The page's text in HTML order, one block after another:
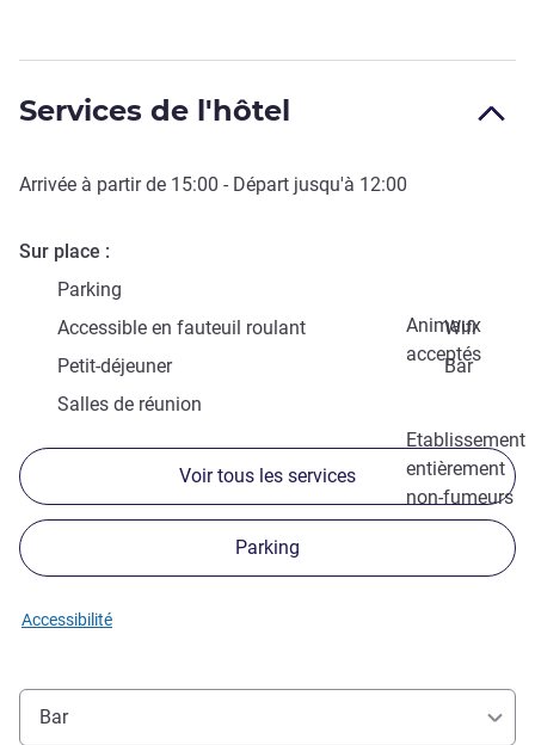
Services de l'hôtel
Arrivée à partir de 15:00 - Départ jusqu'à 12:00
Sur place
Parking
Animaux
acceptés
Accessible en fauteuil roulant
Wifi
Petit-déjeuner
Bar
Salles de réunion
Etablissement
entièrement
non-fumeurs
Voir tous les services
Parking
Accessibilité
Bar